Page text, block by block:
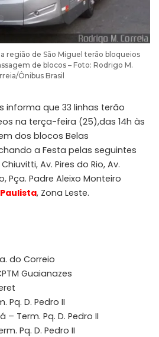
região de São Miguel terão bloqueios
de blocos – Foto: Rodrigo M.
Ônibus Brasil
informa que 33 linhas terão
na terça-feira (25),das 14h às
dos blocos Belas
a Festa pelas seguintes
Av. Pires do Rio, Av.
Pça. Padre Aleixo Monteiro
, Zona Leste.
do Correio
Guaianazes
Pq. D. Pedro II
– Term. Pq. D. Pedro II
Pq. D. Pedro II